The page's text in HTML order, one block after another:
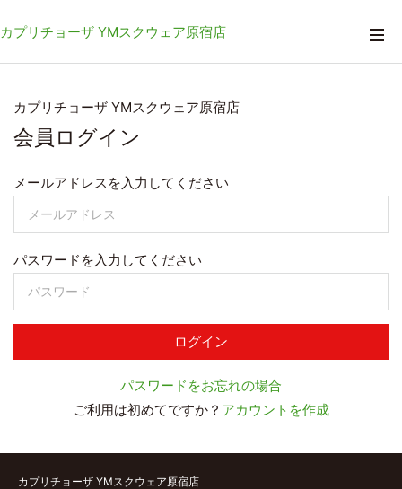
カプリチョーザ YMスクウェア原宿店
カプリチョーザ YMスクウェア原宿店
会員ログイン
メールアドレスを入力してください
パスワードを入力してください
ログイン
パスワードをお忘れの場合
ご利用は初めてですか？ アカウントを作成
カプリチョーザ YMスクウェア原宿店